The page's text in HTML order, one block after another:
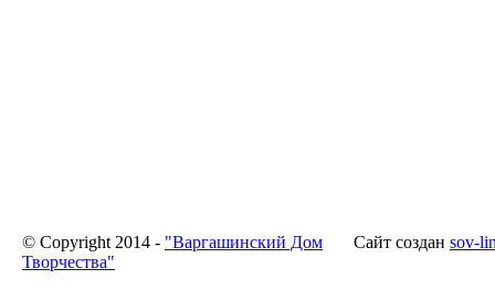
© Copyright 2014 - "Варгашинский Дом
Творчества"
Сайт создан sov-